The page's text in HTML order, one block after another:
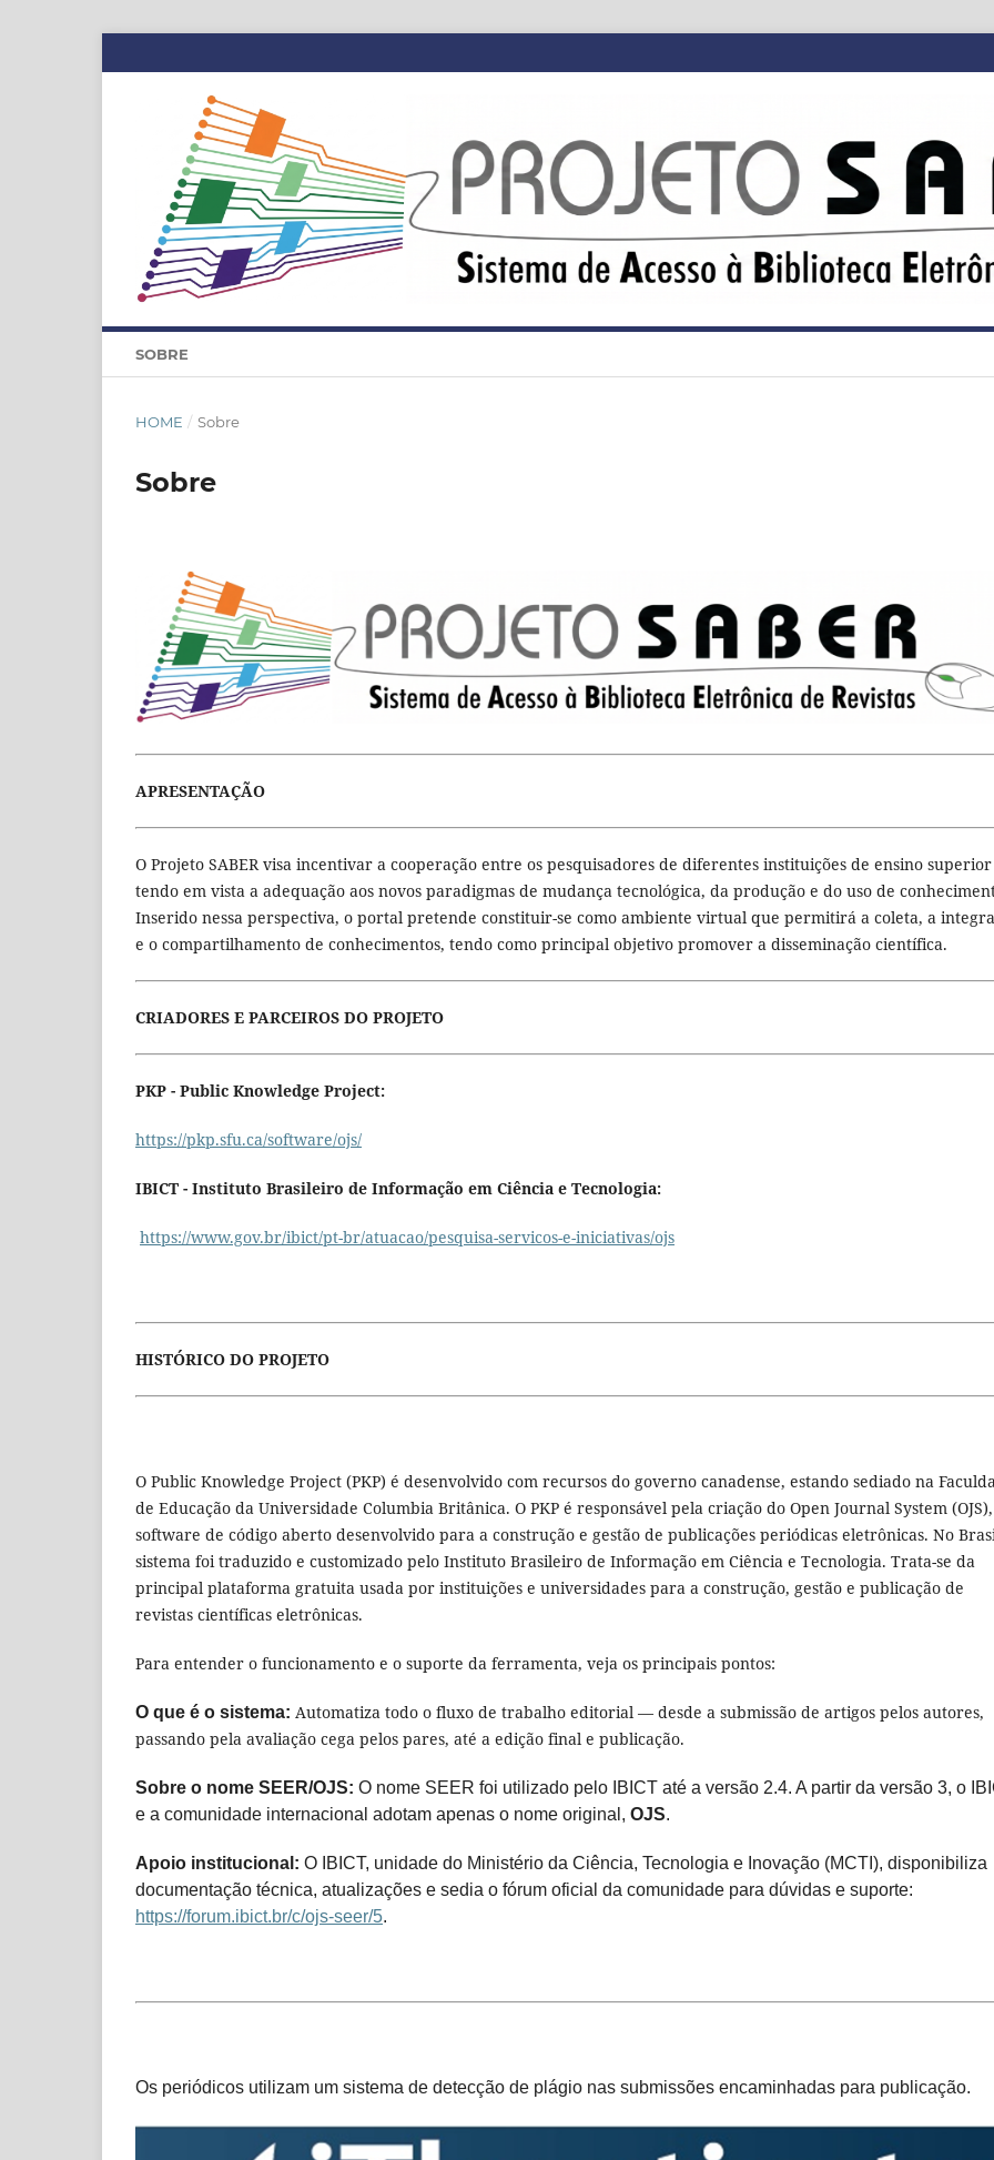
SOBRE
HOME / Sobre
Sobre
APRESENTAÇÃO
O Projeto SABER visa incentivar a cooperação entre os pesquisadores de diferentes instituições de ensino superior
tendo em vista a adequação aos novos paradigmas de mudança tecnológica, da produção e do uso de
Inserido nessa perspectiva, o portal pretende constituir-se como ambiente virtual que permitirá a coleta, a
e o compartilhamento de conhecimentos, tendo como principal objetivo promover a disseminação científica.
CRIADORES E PARCEIROS DO PROJETO
PKP - Public Knowledge Project:
https://pkp.sfu.ca/software/ojs/
IBICT - Instituto Brasileiro de Informação em Ciência e Tecnologia:
https://www.gov.br/ibict/pt-br/atuacao/pesquisa-servicos-e-iniciativas/ojs
HISTÓRICO DO PROJETO
O Public Knowledge Project (PKP) é desenvolvido com recursos do governo canadense, estando sediado na
de Educação da Universidade Columbia Britânica. O PKP é responsável pela criação do Open Journal System (OJS),
software de código aberto desenvolvido para a construção e gestão de publicações periódicas eletrônicas. No
sistema foi traduzido e customizado pelo Instituto Brasileiro de Informação em Ciência e Tecnologia. Trata-se da
principal plataforma gratuita usada por instituições e universidades para a construção, gestão e publicação de
revistas científicas eletrônicas.
Para entender o funcionamento e o suporte da ferramenta, veja os principais pontos:
O que é o sistema: Automatiza todo o fluxo de trabalho editorial — desde a submissão de artigos pelos autores,
passando pela avaliação cega pelos pares, até a edição final e publicação.
Sobre o nome SEER/OJS: O nome SEER foi utilizado pelo IBICT até a versão 2.4. A partir da versão 3, o
e a comunidade internacional adotam apenas o nome original, OJS.
Apoio institucional: O IBICT, unidade do Ministério da Ciência, Tecnologia e Inovação (MCTI), disponibiliza
documentação técnica, atualizações e sedia o fórum oficial da comunidade para dúvidas e suporte:
https://forum.ibict.br/c/ojs-seer/5.
Os periódicos utilizam um sistema de detecção de plágio nas submissões encaminhadas para publicação.